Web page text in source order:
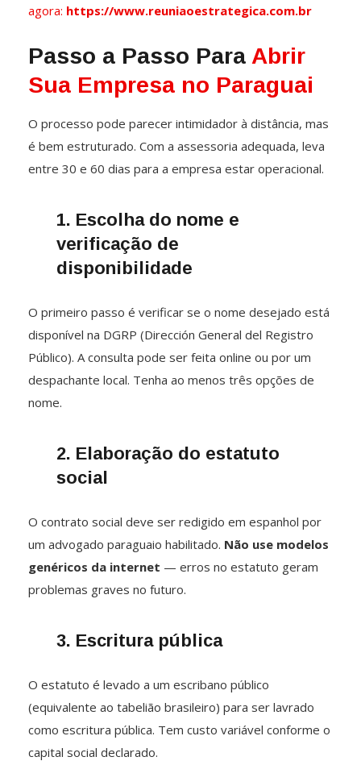
agora: https://www.reuniaoestrategica.com.br
Passo a Passo Para Abrir
Sua Empresa no Paraguai
O processo pode parecer intimidador à distância, mas
é bem estruturado. Com a assessoria adequada, leva
entre 30 e 60 dias para a empresa estar operacional.
1. Escolha do nome e
verificação de
disponibilidade
O primeiro passo é verificar se o nome desejado está
disponível na DGRP (Dirección General del Registro
Público). A consulta pode ser feita online ou por um
despachante local. Tenha ao menos três opções de
nome.
2. Elaboração do estatuto
social
O contrato social deve ser redigido em espanhol por
um advogado paraguaio habilitado. Não use modelos
genéricos da internet — erros no estatuto geram
problemas graves no futuro.
3. Escritura pública
O estatuto é levado a um escribano público
(equivalente ao tabelião brasileiro) para ser lavrado
como escritura pública. Tem custo variável conforme o
capital social declarado.